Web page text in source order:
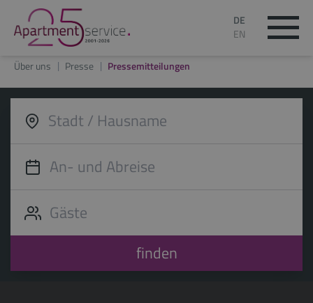
DE
EN
Über uns Presse Pressemitteilungen
finden